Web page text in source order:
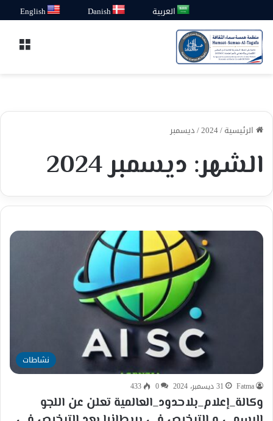
العربية Danish
English
الرئيسية/
2024
/ديسمبر
الشهر: ديسمبر 2024
نشاطات
Fatma 31 ديسمبر، 2024 0
433
وكالة_إعلام_بلاحدود_العالمية تعلن عن اللجو